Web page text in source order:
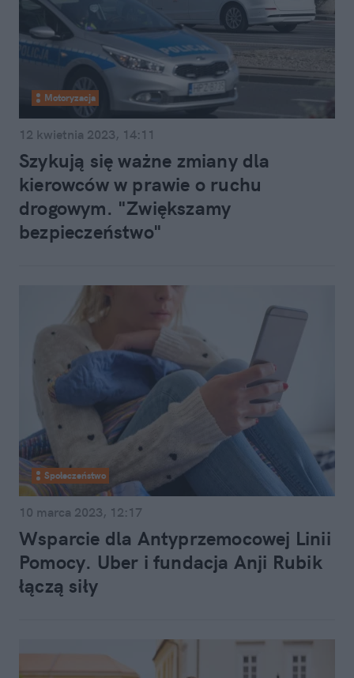
Motoryzacja
12 kwietnia 2023, 14:11
Szykują się ważne zmiany dla
kierowców w prawie o ruchu
drogowym. "Zwiększamy
bezpieczeństwo"
Społeczeństwo
10 marca 2023, 12:17
Wsparcie dla Antyprzemocowej Linii
Pomocy. Uber i fundacja Anji Rubik
łączą siły